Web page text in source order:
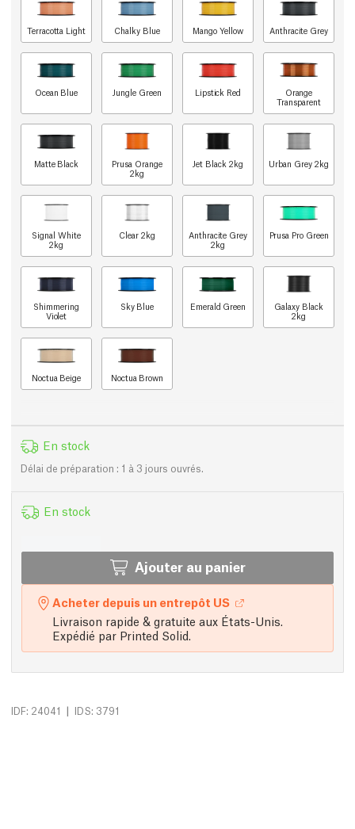
Terracotta Light Chalky Blue Mango Yellow Anthracite Grey
Ocean Blue Jungle Green Lipstick Red
Orange
Transparent
Matte Black
Prusa Orange
2kg
Jet Black 2kg Urban Grey 2kg
Signal White
2kg
Clear 2kg
Anthracite Grey
2kg
Prusa Pro Green
Shimmering
Violet
Sky Blue Emerald Green
Galaxy Black
2kg
Noctua Beige Noctua Brown
En stock
Délai de préparation : 1 à 3 jours ouvrés.
En stock
Ajouter au panier
Acheter depuis un entrepôt US
Livraison rapide & gratuite aux États-Unis.
Expédié par Printed Solid.
IDF: 24041 | IDS: 3791